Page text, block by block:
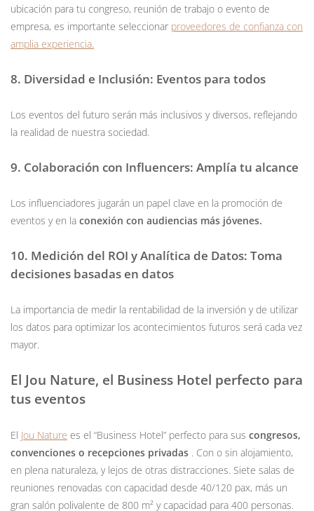
ubicación para tu congreso, reunión de trabajo o evento de
empresa, es importante seleccionar proveedores de confianza con
amplia experiencia.
8. Diversidad e Inclusión: Eventos para todos
Los eventos del futuro serán más inclusivos y diversos, reflejando
la realidad de nuestra sociedad.
9. Colaboración con Influencers: Amplía tu alcance
Los influenciadores jugarán un papel clave en la promoción de
eventos y en la conexión con audiencias más jóvenes.
10. Medición del ROI y Analítica de Datos: Toma
decisiones basadas en datos
La importancia de medir la rentabilidad de la inversión y de utilizar
los datos para optimizar los acontecimientos futuros será cada vez
mayor.
El Jou Nature, el Business Hotel perfecto para
tus eventos
El Jou Nature es el “Business Hotel” perfecto para sus congresos,
convenciones o recepciones privadas . Con o sin alojamiento,
en plena naturaleza, y lejos de otras distracciones. Siete salas de
reuniones renovadas con capacidad desde 40/120 pax, más un
gran salón polivalente de 800 m² y capacidad para 400 personas.